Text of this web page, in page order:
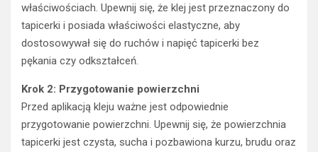
właściwościach. Upewnij się, że klej jest przeznaczony do
tapicerki i posiada właściwości elastyczne, aby
dostosowywał się do ruchów i napięć tapicerki bez
pękania czy odkształceń.
Krok 2: Przygotowanie powierzchni
Przed aplikacją kleju ważne jest odpowiednie
przygotowanie powierzchni. Upewnij się, że powierzchnia
tapicerki jest czysta, sucha i pozbawiona kurzu, brudu oraz